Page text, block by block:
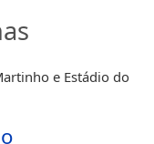
e Estádio do